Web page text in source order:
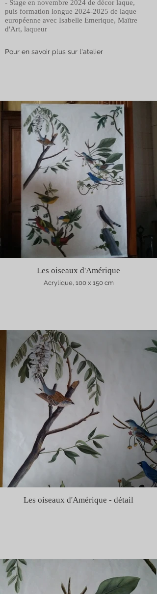
- Stage en novembre 2024 de décor laque,
puis formation longue 2024-2025 de laque
européenne avec Isabelle Emerique, Maïtre
d'Art, laqueur
Pour en savoir plus sur l'atelier
Les oiseaux d'Amérique
Acrylique, 100 x 150 cm
Les oiseaux d'Amérique - détail